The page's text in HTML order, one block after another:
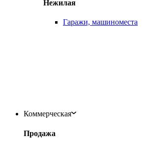
Нежилая
Гаражи, машиноместа
Коммерческая
Продажа